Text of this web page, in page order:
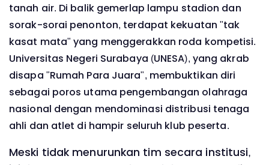
tanah air. Di balik gemerlap lampu stadion dan
sorak-sorai penonton, terdapat kekuatan "tak
kasat mata" yang menggerakkan roda kompetisi.
Universitas Negeri Surabaya (UNESA), yang akrab
disapa "Rumah Para Juara", membuktikan diri
sebagai poros utama pengembangan olahraga
nasional dengan mendominasi distribusi tenaga
ahli dan atlet di hampir seluruh klub peserta.
Meski tidak menurunkan tim secara institusi,